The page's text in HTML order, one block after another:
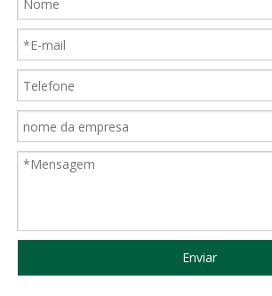
Enviar